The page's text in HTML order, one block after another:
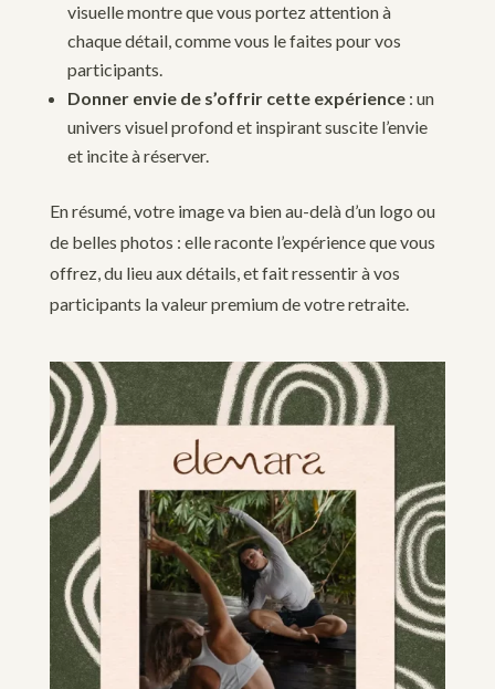
visuelle montre que vous portez attention à
chaque détail, comme vous le faites pour vos
participants.
Donner envie de s’offrir cette expérience: un
univers visuel profond et inspirant suscite l’envie
et incite à réserver.
En résumé, votre image va bien au-delà d’un logo ou
de belles photos : elle raconte l’expérience que vous
offrez, du lieu aux détails, et fait ressentir à vos
participants la valeur premium de votre retraite.